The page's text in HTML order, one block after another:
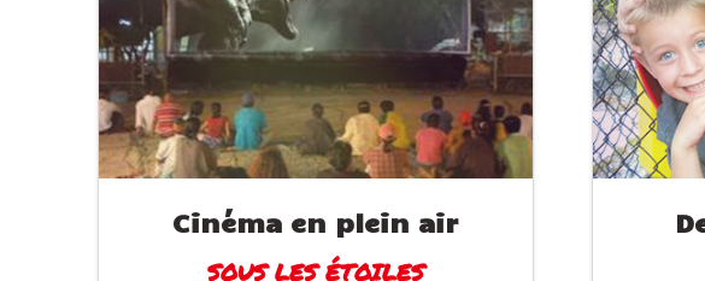
Cinéma en plein air
SOUS LES ÉTOILES